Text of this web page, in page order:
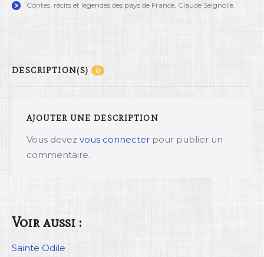
Contes, récits et légendes des pays de France, Claude Seignolle.
DESCRIPTION(S) 0
AJOUTER UNE DESCRIPTION
Vous devez vous connecter pour publier un
commentaire.
Voir aussi :
Sainte Odile